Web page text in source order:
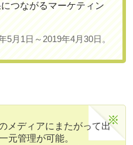
つながるマーケティン
5月1日～2019年4月30日。
メディアにまたがって出
元管理が可能。